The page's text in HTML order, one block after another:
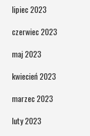
lipiec 2023
czerwiec 2023
maj 2023
kwiecień 2023
marzec 2023
luty 2023